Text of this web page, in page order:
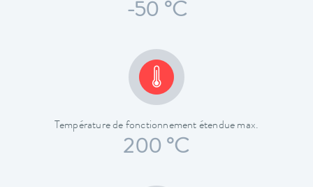
-50 °C
Température de fonctionnement étendue max.
200 °C